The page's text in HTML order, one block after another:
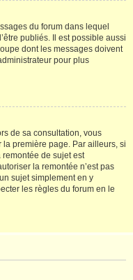
du forum dans lequel
publiés. Il est possible aussi
dont les messages doivent
pour plus
de sa consultation, vous
première page. Par ailleurs, si
de sujet est
la remontée n’est pas
sujet simplement en y
les règles du forum en le